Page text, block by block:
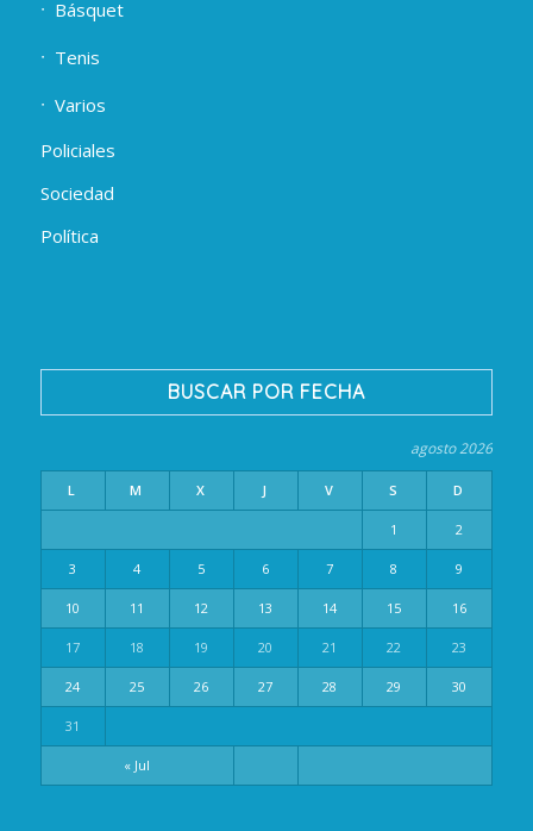
Básquet
Tenis
Varios
Policiales
Sociedad
Política
BUSCAR POR FECHA
agosto 2026
L M X J V S D
« Jul
1 2
3 4 5 6 7 8 9
10 11 12 13 14 15 16
17 18 19 20 21 22 23
24 25 26 27 28 29 30
31